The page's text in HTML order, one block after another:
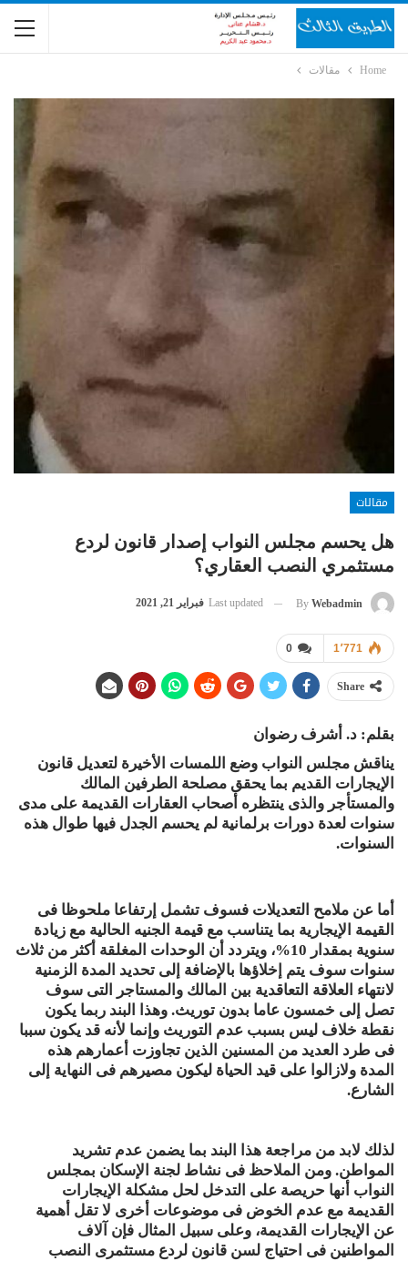
Home مقالات
مقالات
هل يحسم مجلس النواب إصدار قانون لردع
مستثمري النصب العقاري؟
By Webadmin
Last updated فبراير 21, 2021
0 1٬771
Share
بقلم: د. أشرف رضوان
يناقش مجلس النواب وضع اللمسات الأخيرة لتعديل قانون
الإيجارات القديم بما يحقق مصلحة الطرفين المالك
والمستأجر والذى ينتظره أصحاب العقارات القديمة على مدى
سنوات لعدة دورات برلمانية لم يحسم الجدل فيها طوال هذه
السنوات.
أما عن ملامح التعديلات فسوف تشمل إرتفاعا ملحوظا فى
القيمة الإيجارية بما يتناسب مع قيمة الجنيه الحالية مع زيادة
سنوية بمقدار 10%، ويتردد أن الوحدات المغلقة أكثر من ثلاث
سنوات سوف يتم إخلاؤها بالإضافة إلى تحديد المدة الزمنية
لانتهاء العلاقة التعاقدية بين المالك والمستاجر التى سوف
تصل إلى خمسون عاما بدون توريث. وهذا البند ربما يكون
نقطة خلاف ليس بسبب عدم التوريث وإنما لأنه قد يكون سببا
فى طرد العديد من المسنين الذين تجاوزت أعمارهم هذه
المدة ولازالوا على قيد الحياة ليكون مصيرهم فى النهاية إلى
الشارع.
لذلك لابد من مراجعة هذا البند بما يضمن عدم تشريد
المواطن. ومن الملاحظ فى نشاط لجنة الإسكان بمجلس
النواب أنها حريصة على التدخل لحل مشكلة الإيجارات
القديمة مع عدم الخوض فى موضوعات أخرى لا تقل أهمية
عن الإيجارات القديمة، وعلى سبيل المثال فإن آلاف
المواطنين فى احتياج لسن قانون لردع مستثمرى النصب